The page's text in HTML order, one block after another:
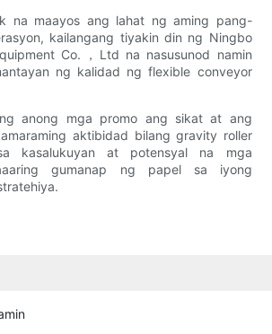
na maayos ang lahat ng aming pang-
kailangang tiyakin din ng Ningbo
Co.，Ltd na nasusunod namin
ng kalidad ng flexible conveyor
anong mga promo ang sikat at ang
aktibidad bilang gravity roller
kasalukuyan at potensyal na mga
gumanap ng papel sa iyong